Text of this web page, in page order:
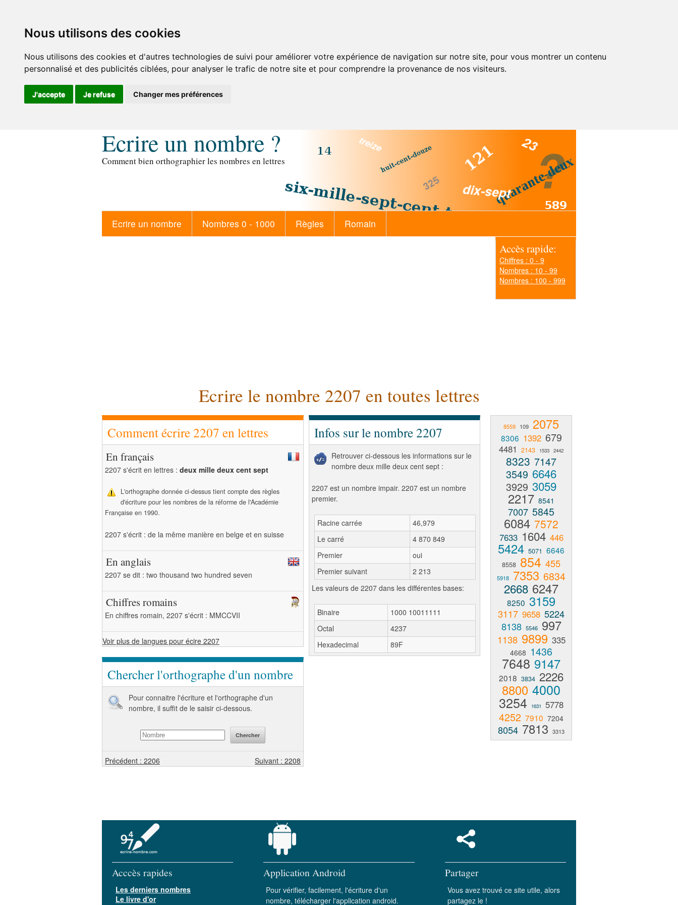
Nous utilisons des cookies
Nous utilisons des cookies et d'autres technologies de suivi pour améliorer votre expérience de navigation sur notre site, pour vous montrer un contenu
personnalisé et des publicités ciblées, pour analyser le trafic de notre site et pour comprendre la provenance de nos visiteurs.
J'accepte Je refuse Changer mes préférences
Ecrire un nombre ?
Comment bien orthographier les nombres en lettres
Ecrire un nombre Nombres 0 - 1000 Règles Romain
Accès rapide:
Chiffres : 0 - 9
Nombres : 10 - 99
Nombres : 100 - 999
Ecrire le nombre 2207 en toutes lettres
Comment écrire 2207 en lettres
En français
2207 s'écrit en lettres : deux mille deux cent sept
L'orthographe donnée ci-dessus tient compte des règles
d'écriture pour les nombres de la réforme de l'Académie
Française en 1990.
2207 s'écrit : de la même manière en belge et en suisse
En anglais
2207 se dit : two thousand two hundred seven
Chiffres romains
En chiffres romain, 2207 s'écrit : MMCCVII
Voir plus de langues pour écire 2207
Chercher l'orthographe d'un nombre
Pour connaitre l'écriture et l'orthographe d'un
nombre, il suffit de le saisir ci-dessous.
Précédent : 2206 Suivant : 2208
Infos sur le nombre 2207
Retrouver ci-dessous les informations sur le
nombre deux mille deux cent sept :
2207 est un nombre impair. 2207 est un nombre
premier.
Racine carrée
46,979
Le carré
4 870 849
Premier
oui
Premier suivant
2 213
Les valeurs de 2207 dans les différentes bases:
Binaire
1000 10011111
Octal
4237
Hexadecimal
89F
8559 109 2075
8306 1392 679
4481 2143 1533 2442
8323 7147
3549 6646
3929 3059
2217 8541
7007 5845
6084 7572
7633 1604 446
5424 5071 6646
8558 854 455
5918 7353 6834
2668 6247
8250 3159
3117 9658 5224
8138 5546 997
1138 9899 335
4668 1436
7648 9147
2018 3834 2226
8800 4000
3254 1631 5778
4252 7910 7204
8054 7813 3313
Acccès rapides
Les derniers nombres
Le livre d'or
Application Android
Pour vérifier, facilement, l'écriture d'un
nombre, télécharger l'application android.
Partager
Vous avez trouvé ce site utile, alors
partagez le !